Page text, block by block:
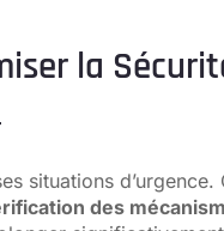
la
situations d’urgence.
des